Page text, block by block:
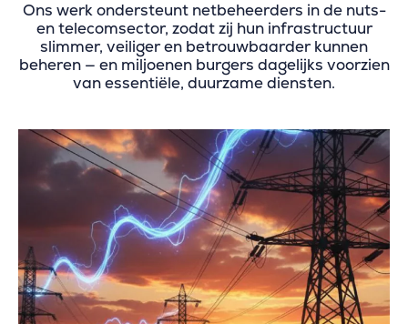
Ons werk ondersteunt netbeheerders in de nuts-
en telecomsector, zodat zij hun infrastructuur
slimmer, veiliger en betrouwbaarder kunnen
beheren — en miljoenen burgers dagelijks voorzien
van essentiële, duurzame diensten.